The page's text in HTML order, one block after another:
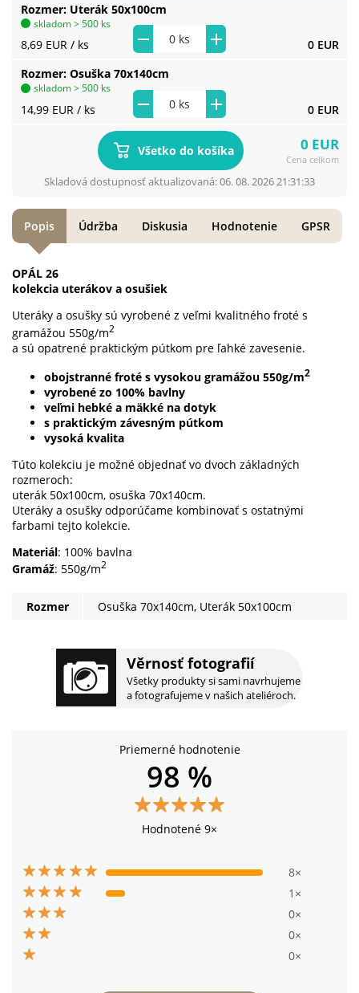
Rozmer Uterák 50x100cm
8,69 EUR / ks 0 EUR
skladom > 500 ks
Rozmer Osuška 70x140cm
14,99 EUR / ks 0 EUR
skladom > 500 ks
Všetko do košíka 0 EUR
Cena celkom
Skladová dostupnosť aktualizovaná: 06. 08. 2026 21:31:33
Věrnosť fotografií
Všetky produkty si sami navrhujeme
a fotografujeme v našich ateliéroch.
OPÁL 26
kolekcia uterákov a osušiek
Uteráky a osušky sú vyrobené z veľmi kvalitného froté s
gramážou 550g/m2
a sú opatrené praktickým pútkom pre ľahké zavesenie.
obojstranné froté s vysokou gramážou 550g/m2
vyrobené zo 100% bavlny
veľmi hebké a mäkké na dotyk
s praktickým závesným pútkom
vysoká kvalita
Túto kolekciu je možné objednať vo dvoch základných
rozmeroch:
uterák 50x100cm, osuška 70x140cm.
Uteráky a osušky odporúčame kombinovať s ostatnými
farbami tejto kolekcie.
Materiál: 100% bavlna
Gramáž: 550g/m2
Rozmer Osuška 70x140cm, Uterák 50x100cm
Popis Údržba Diskusia Hodnotenie GPSR
Priemerné hodnotenie
98 %
Hodnotené 9×
8×
1×
0×
0×
0×